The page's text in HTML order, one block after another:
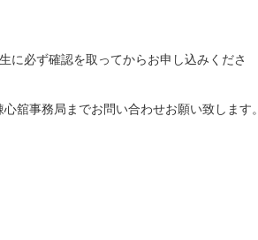
に必ず確認を取ってからお申し込みくださ
舘事務局までお問い合わせお願い致します。